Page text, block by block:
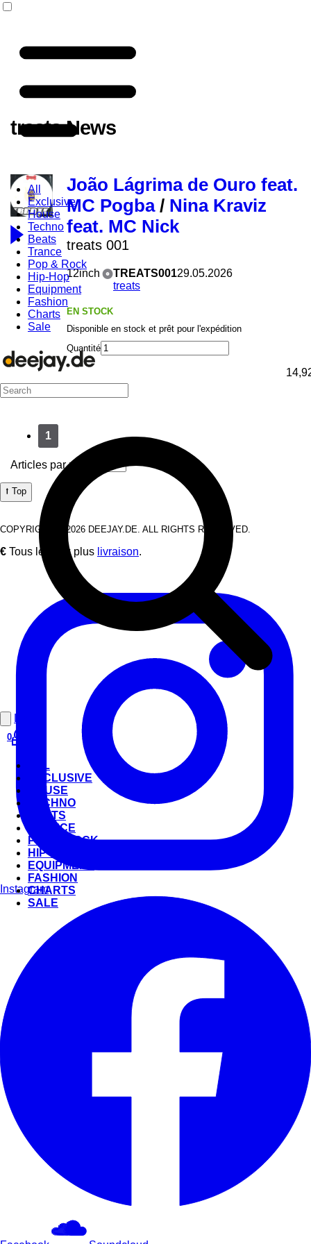
All
Exclusive
House
Techno
Beats
Trance
Pop & Rock
Hip-Hop
Equipment
Fashion
Charts
Sale
0
ALL
EXCLUSIVE
HOUSE
TECHNO
BEATS
TRANCE
POP & ROCK
HIP-HOP
EQUIPMENT
FASHION
CHARTS
SALE
treats News
João Lágrima de Ouro feat.
MC Pogba/ Nina Kraviz
feat. MC Nick
treats 001
12inch
TREATS001
treats
29.05.2026
EN STOCK
Disponible en stock et prêt pour l'expédition
Quantité
1
Articles par page:
⭡ Top
COPYRIGHT © 2026 DEEJAY.DE. ALL RIGHTS RESERVED.
€ Tous les prix plus livraison.
Instagram